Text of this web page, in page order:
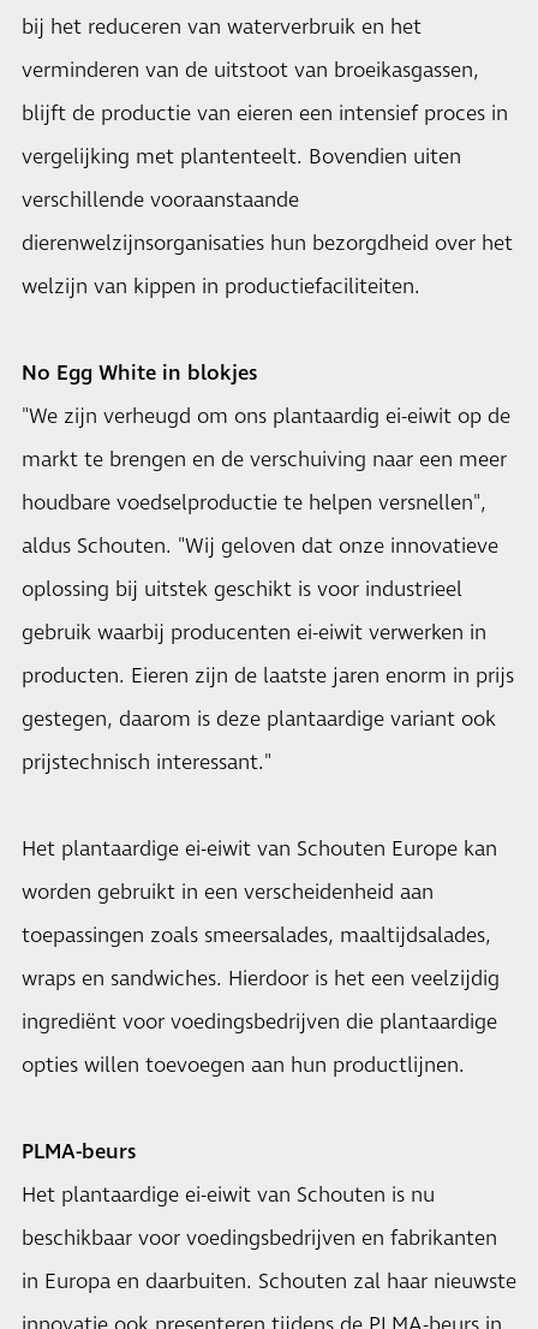
bij het reduceren van waterverbruik en het
verminderen van de uitstoot van broeikasgassen,
blijft de productie van eieren een intensief proces in
vergelijking met plantenteelt. Bovendien uiten
verschillende vooraanstaande
dierenwelzijnsorganisaties hun bezorgdheid over het
welzijn van kippen in productiefaciliteiten.
No Egg White in blokjes
"We zijn verheugd om ons plantaardig ei-eiwit op de
markt te brengen en de verschuiving naar een meer
houdbare voedselproductie te helpen versnellen",
aldus Schouten. "Wij geloven dat onze innovatieve
oplossing bij uitstek geschikt is voor industrieel
gebruik waarbij producenten ei-eiwit verwerken in
producten. Eieren zijn de laatste jaren enorm in prijs
gestegen, daarom is deze plantaardige variant ook
prijstechnisch interessant."
Het plantaardige ei-eiwit van Schouten Europe kan
worden gebruikt in een verscheidenheid aan
toepassingen zoals smeersalades, maaltijdsalades,
wraps en sandwiches. Hierdoor is het een veelzijdig
ingrediënt voor voedingsbedrijven die plantaardige
opties willen toevoegen aan hun productlijnen.
PLMA-beurs
Het plantaardige ei-eiwit van Schouten is nu
beschikbaar voor voedingsbedrijven en fabrikanten
in Europa en daarbuiten. Schouten zal haar nieuwste